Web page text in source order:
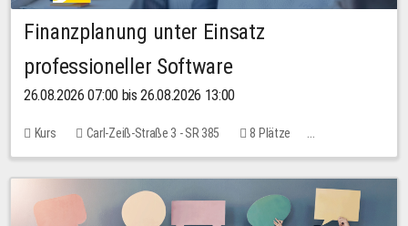
Finanzplanung unter Einsatz
professioneller Software
26.08.2026 07:00 bis 26.08.2026 13:00
Kurs Carl-Zeiß-Straße 3 - SR 385
8 Plätze
20,00 EUR